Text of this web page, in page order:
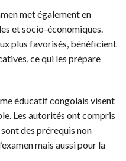
met également en
et socio-économiques.
plus favorisés, bénéficient
ce qui les prépare
éducatif congolais visent
Les autorités ont compris
des prérequis non
mais aussi pour la